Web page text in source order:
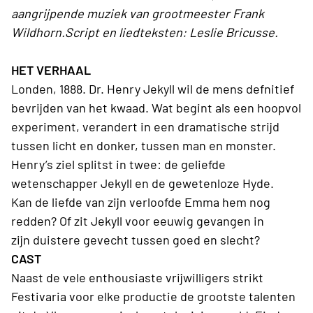
aangrijpende muziek van grootmeester Frank
Wildhorn.Script en liedteksten: Leslie Bricusse.
HET VERHAAL
Londen, 1888. Dr. Henry Jekyll wil de mens defnitief
bevrijden van het kwaad. Wat begint als een hoopvol
experiment, verandert in een dramatische strijd
tussen licht en donker, tussen man en monster.
Henry’s ziel splitst in twee: de geliefde
wetenschapper Jekyll en de gewetenloze Hyde.
Kan de liefde van zijn verloofde Emma hem nog
redden? Of zit Jekyll voor eeuwig gevangen in
zijn duistere gevecht tussen goed en slecht?
CAST
Naast de vele enthousiaste vrijwilligers strikt
Festivaria voor elke productie de grootste talenten